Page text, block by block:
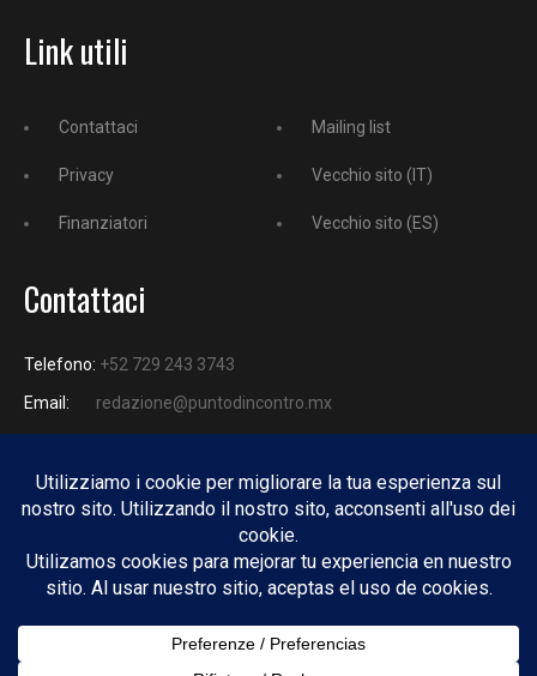
Link utili
Contattaci
Privacy
Finanziatori
Mailing list
Vecchio sito (IT)
Vecchio sito (ES)
Contattaci
Telefono: +52 729 243 3743
Email:
redazione@puntodincontro.mx
PUNTODINCONTRO